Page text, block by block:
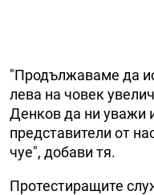
"Продължаваме да
лева на човек
Денков да ни уважи
представители от
чуе", добави тя.
Протестиращите